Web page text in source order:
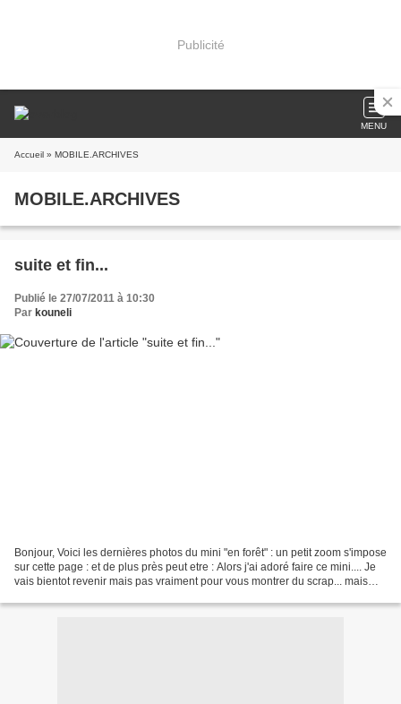
Publicité
MENU
Accueil » MOBILE.ARCHIVES
MOBILE.ARCHIVES
suite et fin...
Publié le 27/07/2011 à 10:30
Par kouneli
Bonjour, Voici les dernières photos du mini "en forêt" : un petit zoom s'impose
sur cette page : et de plus près peut etre : Alors j'ai adoré faire ce mini.... Je
vais bientot revenir mais pas vraiment pour vous montrer du scrap... mais